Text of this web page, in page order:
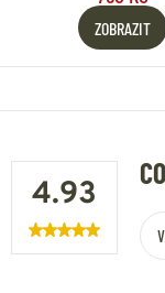
ZOBRAZIT
4.93